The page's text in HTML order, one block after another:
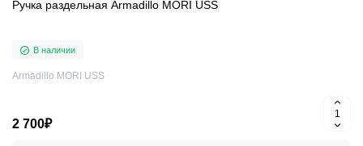
Ручка раздельная Armadillo MORI USS
В наличии
Armadillo MORI USS
2 700₽